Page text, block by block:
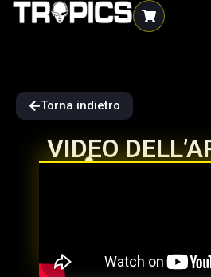
Torna indietro
VIDEO